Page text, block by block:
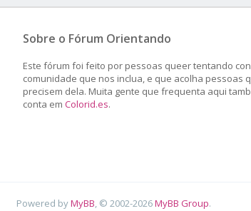
Sobre o Fórum Orientando
Este fórum foi feito por pessoas queer tentando
comunidade que nos inclua, e que acolha pessoas
precisem dela. Muita gente que frequenta aqui
conta em Colorid.es.
Powered byMyBB , © 2002-2026MyBB Group.